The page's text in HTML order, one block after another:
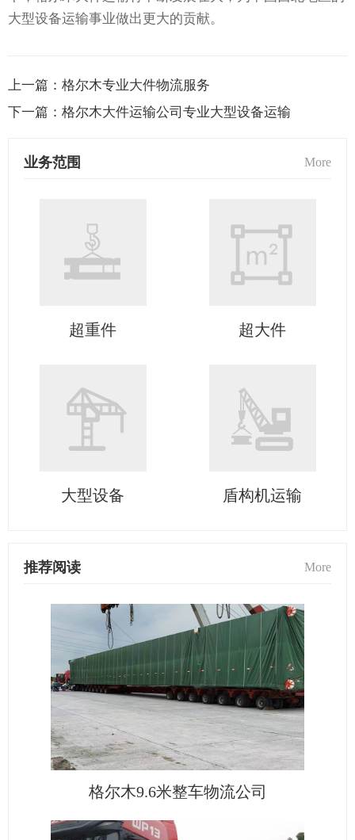
大型设备运输事业做出更大的贡献。
上一篇： 格尔木专业大件物流服务
下一篇： 格尔木大件运输公司专业大型设备运输
业务范围 More
超重件 超大件
大型设备 盾构机运输
推荐阅读 More
格尔木9.6米整车物流公司